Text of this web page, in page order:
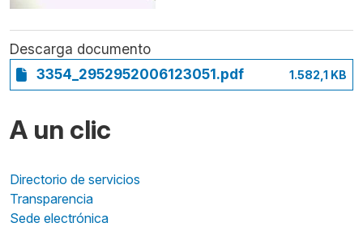
Descarga documento
3354_2952952006123051.pdf
1.582,1 KB
A un clic
Directorio de servicios
Transparencia
Sede electrónica